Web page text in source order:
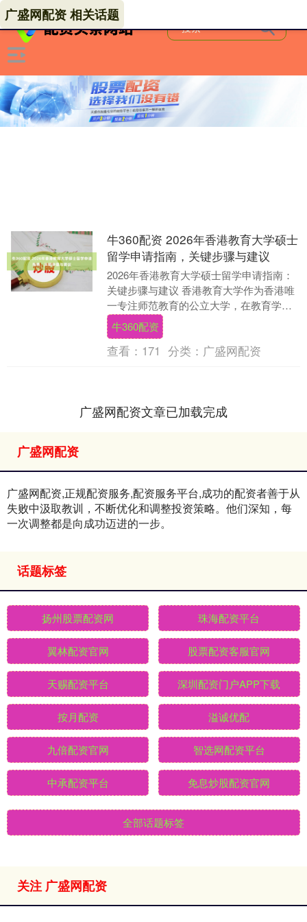
广盛网配资 相关话题
牛360配资 2026年香港教育大学硕士
留学申请指南，关键步骤与建议
2026年香港教育大学硕士留学申请指南：
关键步骤与建议 香港教育大学作为香港唯
一专注师范教育的公立大学，在教育学科
领域享有全球声誉。2026年秋季入学，香
港教育....
牛360配资
查看： 171 分类： 广盛网配资
广盛网配资文章已加载完成
广盛网配资
广盛网配资,正规配资服务,配资服务平台,成功的配资者善于从
失败中汲取教训，不断优化和调整投资策略。他们深知，每
一次调整都是向成功迈进的一步。
话题标签
扬州股票配资网 珠海配资平台
翼林配资官网 股票配资客服官网
天赐配资平台 深圳配资门户APP下载
按月配资 溢诚优配
九倍配资官网 智选网配资平台
中承配资平台 免息炒股配资官网
全部话题标签
关注 广盛网配资